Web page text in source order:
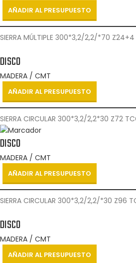
AÑADIR AL PRESUPUESTO
SIERRA MÚLTIPLE 300*3,2/2,2/*70 Z24+4
DISCO
MADERA / CMT
AÑADIR AL PRESUPUESTO
SIERRA CIRCULAR 300*3,2/2,2*30 Z72
DISCO
MADERA / CMT
AÑADIR AL PRESUPUESTO
SIERRA CIRCULAR 300*3,2/2,2/*30 Z96
DISCO
MADERA / CMT
AÑADIR AL PRESUPUESTO